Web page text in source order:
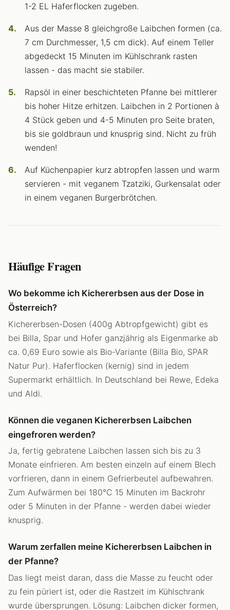
1-2 EL Haferflocken zugeben.
Aus der Masse 8 gleichgroße Laibchen formen (ca.
7 cm Durchmesser, 1,5 cm dick). Auf einem Teller
abgedeckt 15 Minuten im Kühlschrank rasten
lassen - das macht sie stabiler.
Rapsöl in einer beschichteten Pfanne bei mittlerer
bis hoher Hitze erhitzen. Laibchen in 2 Portionen à
4 Stück geben und 4-5 Minuten pro Seite braten,
bis sie goldbraun und knusprig sind. Nicht zu früh
wenden!
Auf Küchenpapier kurz abtropfen lassen und warm
servieren - mit veganem Tzatziki, Gurkensalat oder
in einem veganen Burgerbrötchen.
Häufige Fragen
Wo bekomme ich Kichererbsen aus der Dose in
Österreich?
Kichererbsen-Dosen (400g Abtropfgewicht) gibt es
bei Billa, Spar und Hofer ganzjährig als Eigenmarke ab
ca. 0,69 Euro sowie als Bio-Variante (Billa Bio, SPAR
Natur Pur). Haferflocken (kernig) sind in jedem
Supermarkt erhältlich. In Deutschland bei Rewe, Edeka
und Aldi.
Können die veganen Kichererbsen Laibchen
eingefroren werden?
Ja, fertig gebratene Laibchen lassen sich bis zu 3
Monate einfrieren. Am besten einzeln auf einem Blech
vorfrieren, dann in einem Gefrierbeutel aufbewahren.
Zum Aufwärmen bei 180°C 15 Minuten im Backrohr
oder 5 Minuten in der Pfanne - werden dabei wieder
knusprig.
Warum zerfallen meine Kichererbsen Laibchen in
der Pfanne?
Das liegt meist daran, dass die Masse zu feucht oder
zu fein püriert ist, oder die Rastzeit im Kühlschrank
wurde übersprungen. Lösung: Laibchen dicker formen,